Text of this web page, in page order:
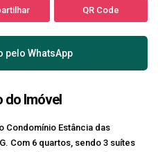
QR Code
pelo WhatsApp
do Imóvel
Condomínio Estância das
Com 6 quartos, sendo 3 suítes